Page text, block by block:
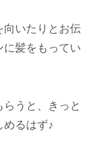
向いたりとお伝
に髪をもってい
うと、きっと
めるはず♪